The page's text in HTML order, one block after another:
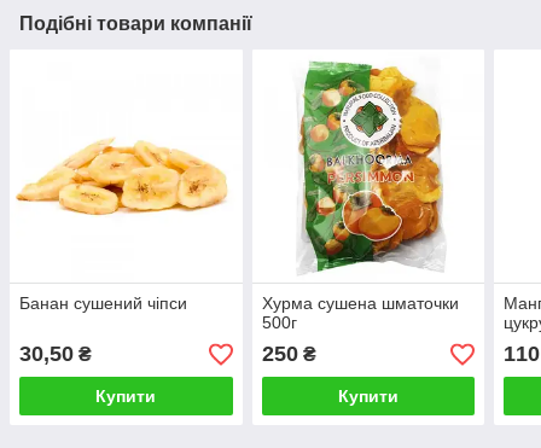
Подібні товари компанії
Банан сушений чіпси
30,50 ₴
Купити
Хурма сушена шматочки
500г
250₴
Купити
110